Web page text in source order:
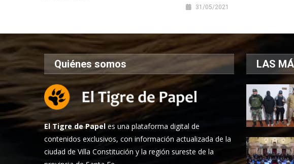
31/05/2021
Quiénes somos
El Tigre de Papel es una plataforma digital de
contenidos exclusivos, con información actualizada de la
ciudad de Villa Constitución y la región sureste de la
LAS